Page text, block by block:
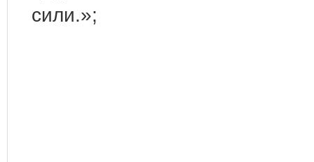
сили.»;